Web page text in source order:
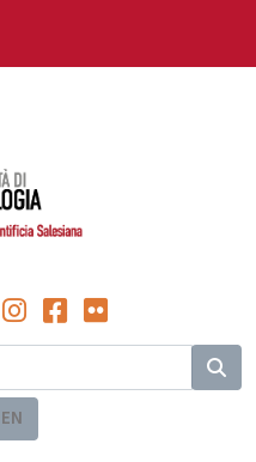
EN